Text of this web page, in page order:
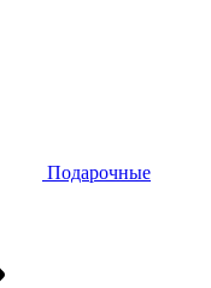
Подарочные